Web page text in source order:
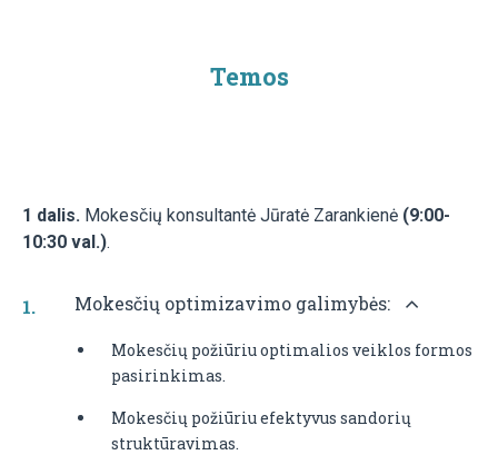
Temos
1 dalis. Mokesčių konsultantė Jūratė Zarankienė (9:00-
10:30 val.).
Mokesčių optimizavimo galimybės:
Mokesčių požiūriu optimalios veiklos formos
pasirinkimas.
Mokesčių požiūriu efektyvus sandorių
struktūravimas.